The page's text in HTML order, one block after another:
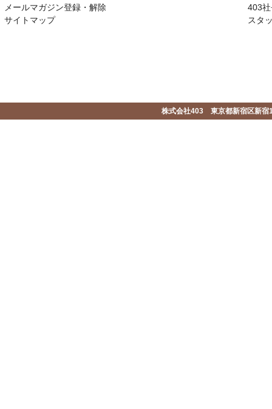
メールマガジン登録・解除
サイトマップ
403
スタ
株式会社403 東京都新宿区新